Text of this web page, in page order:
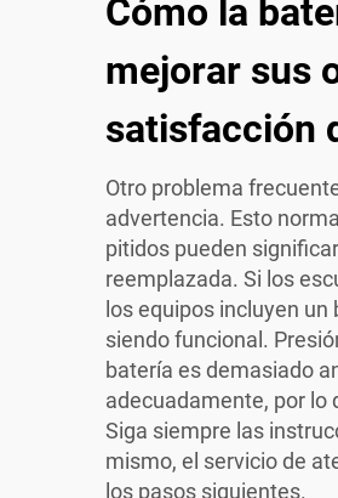
Cómo la
mejorar sus
satisfacción
Otro problema
advertencia. Esto
pitidos pueden
reemplazada. Si los
los equipos incluyen
siendo funcional.
batería es demasiado
adecuadamente, por lo
Siga siempre las
mismo, el servicio de
los pasos siguientes.